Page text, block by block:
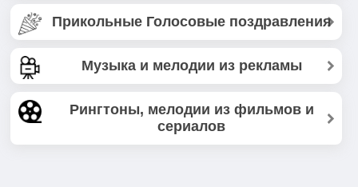
Прикольные Голосовые поздравления
Музыка и мелодии из рекламы
Рингтоны, мелодии из фильмов и
сериалов